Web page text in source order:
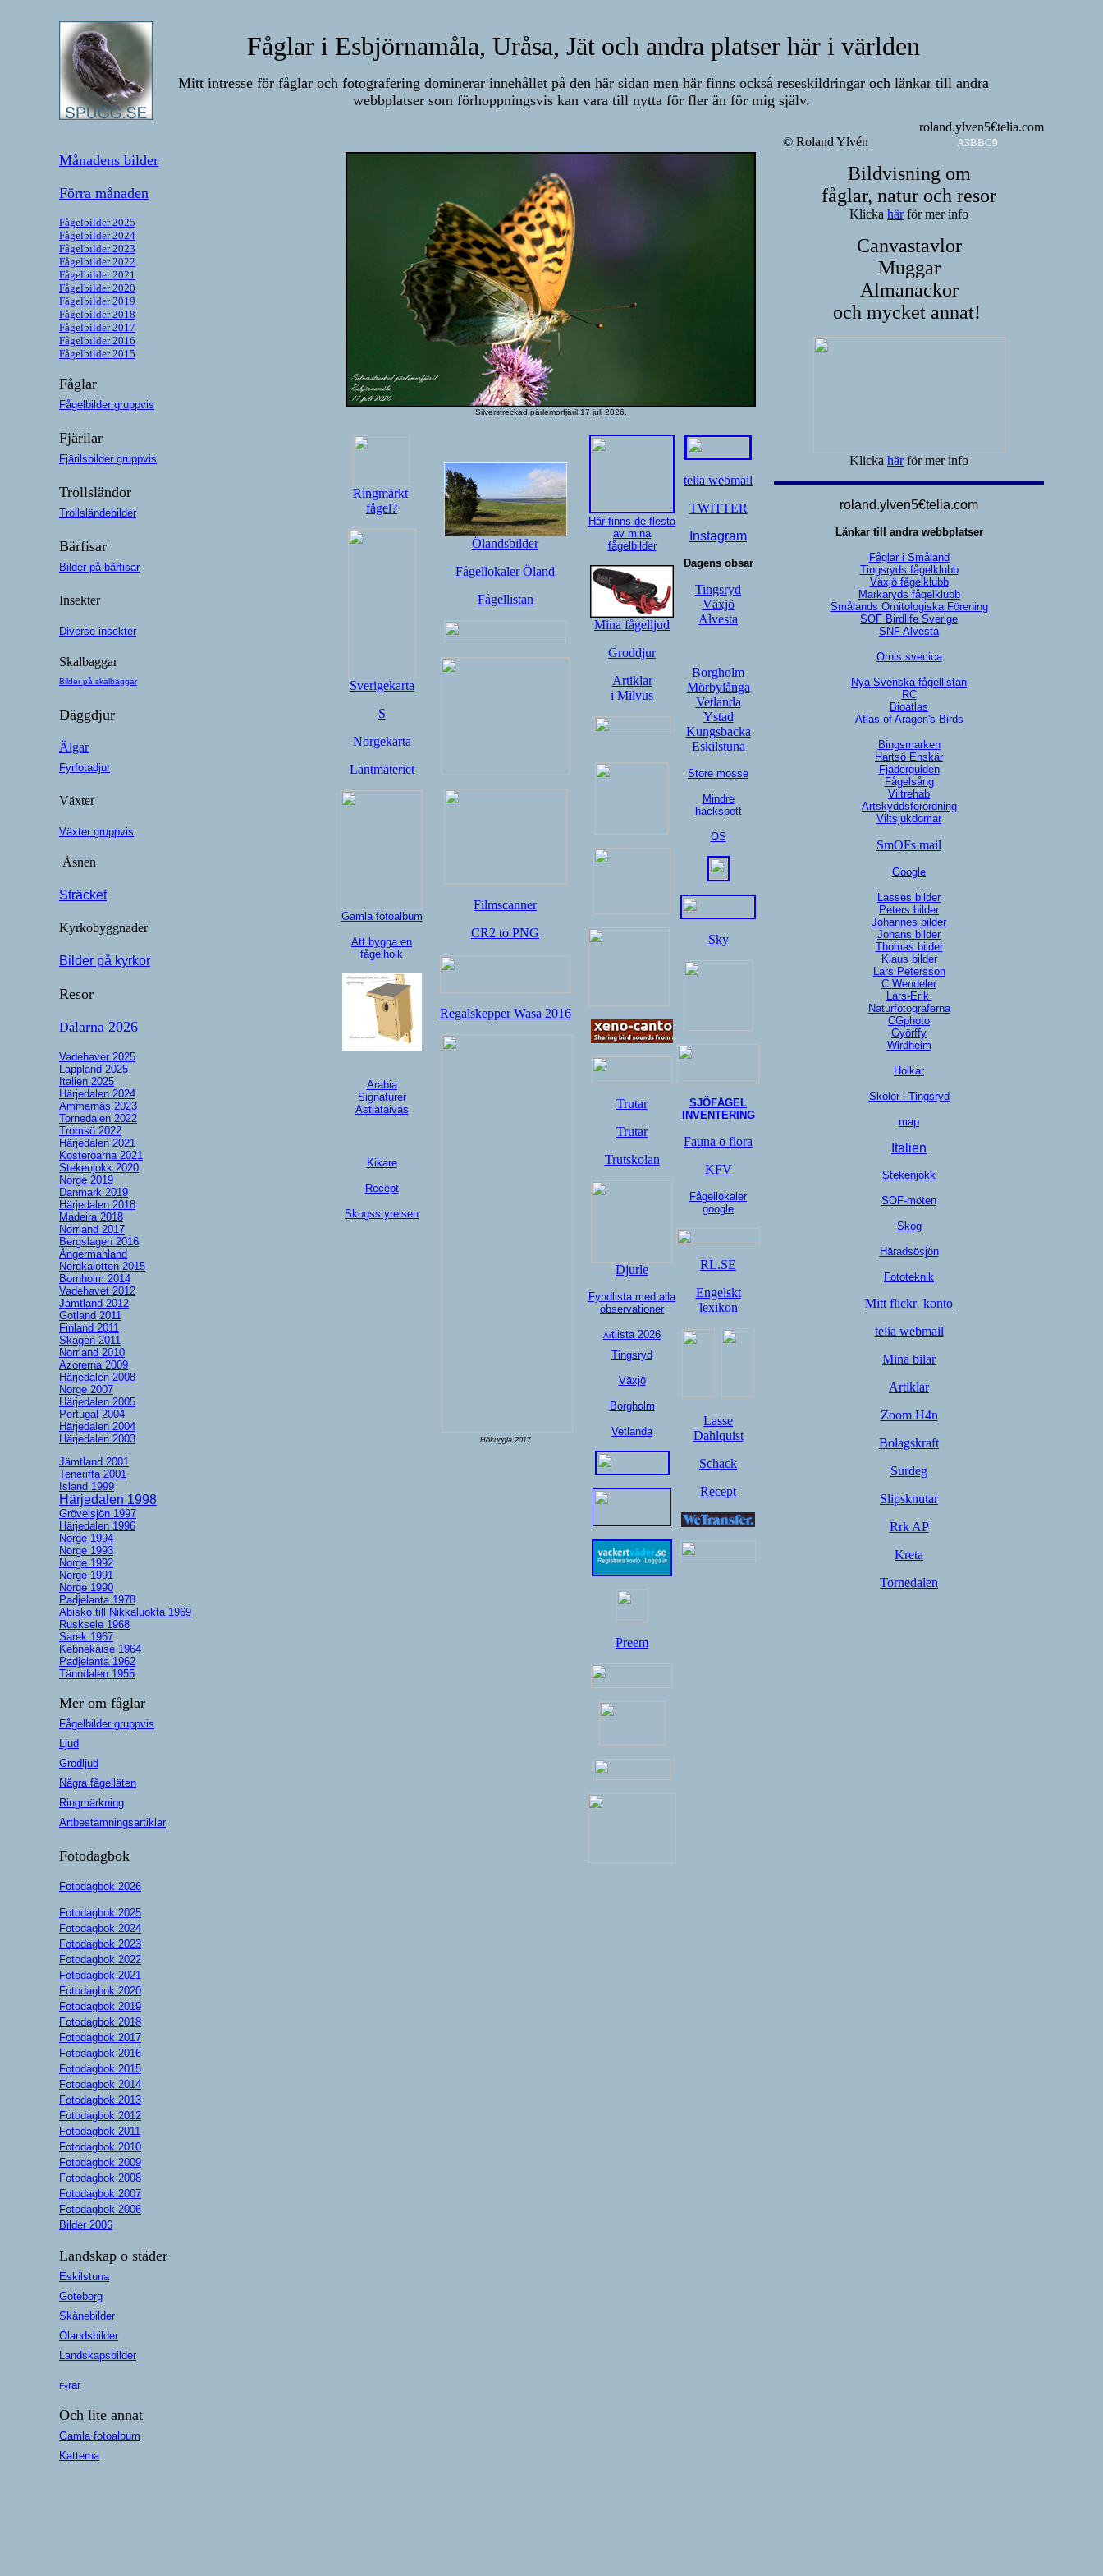
Fåglar i Esbjörnamåla, Uråsa, Jät och andra platser här i världen
Mitt intresse för fåglar och fotografering dominerar innehållet på den här sidan men här finns också reseskildringar och länkar till andra
webbplatser som förhoppningsvis kan vara till nytta för fler än för mig själv.
roland.ylven5€telia.com
© Roland Ylvén
A3BBC9
Månadens bilder
Förra månaden
Fågelbilder 2025
Fågelbilder 2024
Fågelbilder 2023
Fågelbilder 2022
Fågelbilder 2021
Fågelbilder 2020
Fågelbilder 2019
Fågelbilder 2018
Fågelbilder 2017
Fågelbilder 2016
Fågelbilder 2015
Fåglar
Fågelbilder gruppvis
Fjärilar
Fjärilsbilder gruppvis
Trollsländor
Trollsländebilder
Bärfisar
Bilder på bärfisar
Insekter
Diverse insekter
Skalbaggar
Bilder på skalbaggar
Däggdjur
Älgar
Fyrfotadjur
Växter
Växter gruppvis
Åsnen
Sträcket
Kyrkobyggnader
Bilder på kyrkor
Resor
Dalarna 2026
Vadehaver 2025
Lappland 2025
Italien 2025
Härjedalen 2024
Ammarnäs 2023
Tornedalen 2022
Tromsö 2022
Härjedalen 2021
Kosteröarna 2021
Stekenjokk 2020
Norge 2019
Danmark 2019
Härjedalen 2018
Madeira 2018
Norrland 2017
Bergslagen 2016
Ångermanland
Nordkalotten 2015
Bornholm 2014
Vadehavet 2012
Jämtland 2012
Gotland 2011
Finland 2011
Skagen 2011
Norrland 2010
Azorerna 2009
Härjedalen 2008
Norge 2007
Härjedalen 2005
Portugal 2004
Härjedalen 2004
Härjedalen 2003
Jämtland 2001
Teneriffa 2001
Island 1999
Härjedalen 1998
Grövelsjön 1997
Härjedalen 1996
Norge 1994
Norge 1993
Norge 1992
Norge 1991
Norge 1990
Padjelanta 1978
Abisko till Nikkaluokta 1969
Rusksele 1968
Sarek 1967
Kebnekaise 1964
Padjelanta 1962
Tänndalen 1955
Mer om fåglar
Fågelbilder gruppvis
Ljud
Grodljud
Några fågelläten
Ringmärkning
Artbestämningsartiklar
Fotodagbok
Fotodagbok 2026
Fotodagbok 2025
Fotodagbok 2024
Fotodagbok 2023
Fotodagbok 2022
Fotodagbok 2021
Fotodagbok 2020
Fotodagbok 2019
Fotodagbok 2018
Fotodagbok 2017
Fotodagbok 2016
Fotodagbok 2015
Fotodagbok 2014
Fotodagbok 2013
Fotodagbok 2012
Fotodagbok 2011
Fotodagbok 2010
Fotodagbok 2009
Fotodagbok 2008
Fotodagbok 2007
Fotodagbok 2006
Bilder 2006
Landskap o städer
Eskilstuna
Göteborg
Skånebilder
Ölandsbilder
Landskapsbilder
Fyrar
Och lite annat
Gamla fotoalbum
Katterna
Silverstreckad pärlemorfjäril 17 juli 2026.
Bildvisning om
fåglar, natur och resor
Klicka härför mer info
Canvastavlor
Muggar
Almanackor
och mycket annat!
Klicka härför mer info
roland.ylven5€telia.com
Länkar till andra webbplatser
Fåglar i Småland
Tingsryds fågelklubb
Växjö fågelklubb
Markaryds fågelklubb
Smålands Ornitologiska Förening
SOF Birdlife Sverige
SNF Alvesta
Ornis svecica
Nya Svenska fågellistan
RC
Bioatlas
Atlas of Aragon's Birds
Bingsmarken
Hartsö Enskär
Fjäderguiden
Fågelsång
Viltrehab
Artskyddsförordning
Viltsjukdomar
SmOFs mail
Google
Lasses bilder
Peters bilder
Johannes bilder
Johans bilder
Thomas bilder
Klaus bilder
Lars Petersson
C Wendeler
Lars-Erik
Naturfotograferna
CGphoto
Györffy
Wirdheim
Holkar
Skolor i Tingsryd
map
Italien
Stekenjokk
SOF-möten
Skog
Häradsösjön
Fototeknik
Mitt flickr_konto
telia webmail
Mina bilar
Artiklar
Zoom H4n
Bolagskraft
Surdeg
Slipsknutar
Rrk AP
Kreta
Tornedalen
Ringmärkt
fågel?
Sverigekarta
S
Norgekarta
Lantmäteriet
Gamla fotoalbum
Att bygga en
fågelholk
Arabia
Signaturer
Astiataivas
Kikare
Recept
Skogsstyrelsen
Ölandsbilder
Fågellokaler Öland
Fågellistan
Filmscanner
CR2 to PNG
Regalskepper Wasa 2016
Hökuggla 2017
Här finns de flesta
av mina
fågelbilder
Mina fågelljud
Groddjur
Artiklar
i Milvus
Trutar
Trutar
Trutskolan
Djurle
Fyndlista med alla
observationer
Artlista 2026
Tingsryd
Växjö
Borgholm
Vetlanda
Preem
telia webmail
TWITTER
Instagram
Dagens obsar
Tingsryd
Växjö
Alvesta
Borgholm
Mörbylånga
Vetlanda
Ystad
Kungsbacka
Eskilstuna
Store mosse
Mindre
hackspett
OS
Sky
SJÖFÅGEL
INVENTERING
Fauna o flora
KFV
Fågellokaler
google
RL.SE
Engelskt
lexikon
Lasse
Dahlquist
Schack
Recept